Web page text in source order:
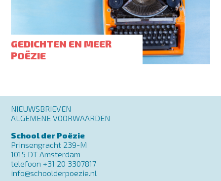
GEDICHTEN EN MEER
POËZIE
Footer
menu
NIEUWSBRIEVEN
ALGEMENE VOORWAARDEN
School der Poëzie
Prinsengracht 239-M
1015 DT Amsterdam
telefoon +31 20 3307817
info@schoolderpoezie.nl